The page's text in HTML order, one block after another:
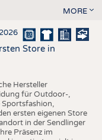
MORE
Store in
Hersteller
für Outdoor-,
Sportsfashion,
ersten eigenen Store
in der Sendlinger
Präsenz im